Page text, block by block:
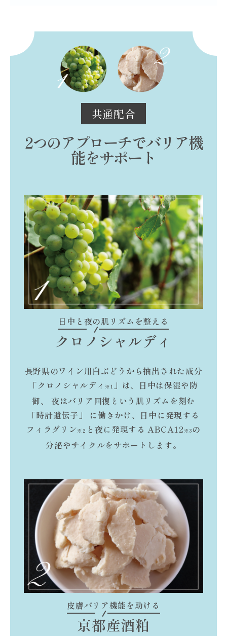
共通配合
2つのアプローチでバリア機
能をサポート
日中と夜の肌リズムを整える
クロノシャルディ
長野県のワイン用白ぶどうから抽出された成分
「クロノシャルディ ※1 」は、日中は保湿や防
御、
夜はバリア回復という肌リズムを刻む
「時計遺伝子」
に働きかけ、日中に発現する
フィラグリン ※2 と夜に発現する ABCA12 ※3 の
分泌やサイクルをサポートします。
皮膚バリア機能を助ける
京都産酒粕